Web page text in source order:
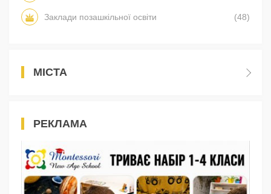
Заклади позашкільної освіти (48)
МІСТА
РЕКЛАМА